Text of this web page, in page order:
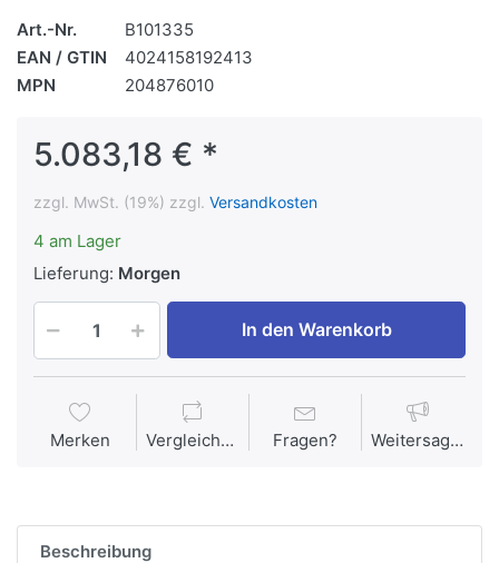
Art.-Nr.
B101335
EAN / GTIN
4024158192413
MPN
204876010
5.083,18 € *
zzgl. MwSt. (19%) zzgl. Versandkosten
4 am Lager
Lieferung: Morgen
In den Warenkorb
Merken Vergleichen Fragen? Weitersagen
Beschreibung